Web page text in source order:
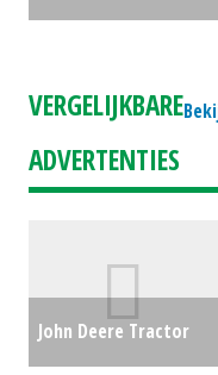
VERGELIJKBARE
ADVERTENTIES
John Deere Tractor